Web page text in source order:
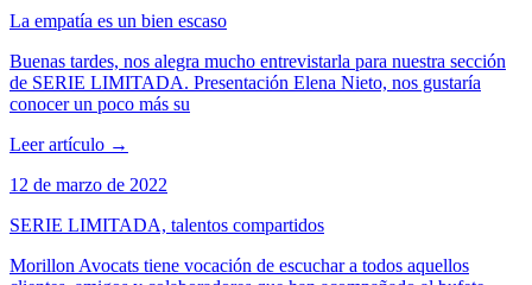
La empatía es un bien escaso
Buenas tardes, nos alegra mucho entrevistarla para nuestra sección
de SERIE LIMITADA. Presentación Elena Nieto, nos gustaría
conocer un poco más su
Leer artículo →
12 de marzo de 2022
SERIE LIMITADA, talentos compartidos
Morillon Avocats tiene vocación de escuchar a todos aquellos